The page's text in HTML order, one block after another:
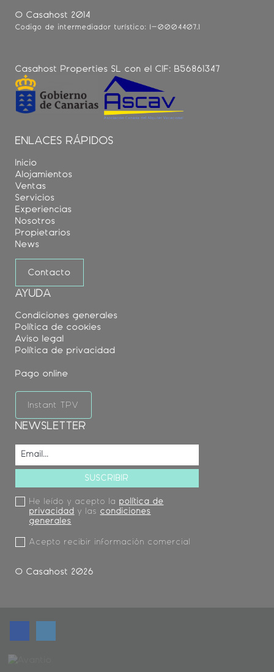
© Casahost 2014
Código de intermediador turístico: I-0004407.1
Casahost Properties SL con el CIF: B56861347
ENLACES RÁPIDOS
Inicio
Alojamientos
Ventas
Servicios
Experiencias
Nosotros
Propietarios
News
Contacto
AYUDA
Condiciones generales
Política de cookies
Aviso legal
Política de privacidad
Pago online
Instant TPV
NEWSLETTER
He leído y acepto la política de
privacidad y las condiciones
generales
Acepto recibir información comercial
© Casahost 2026